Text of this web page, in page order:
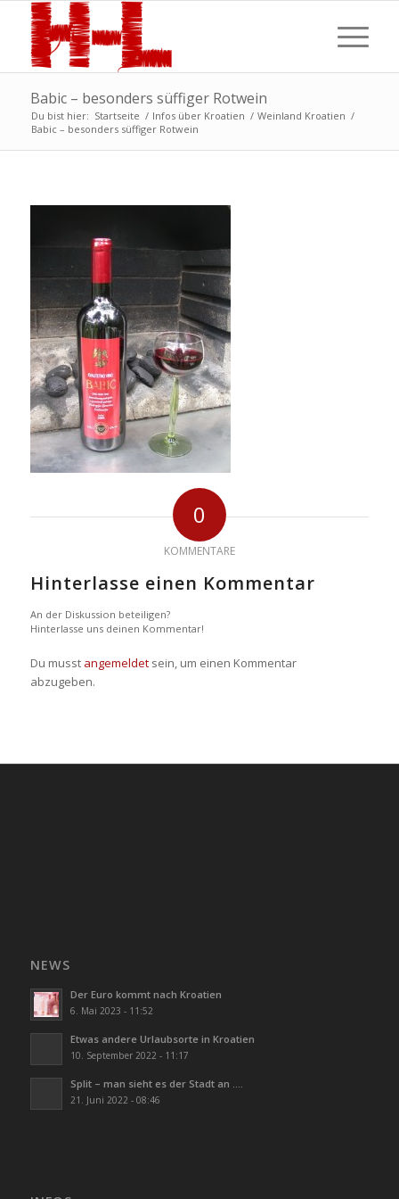
Babic – besonders süffiger Rotwein
Du bist hier: Startseite / Infos über Kroatien / Weinland Kroatien /
Babic – besonders süffiger Rotwein
0
KOMMENTARE
Hinterlasse einen Kommentar
An der Diskussion beteiligen?
Hinterlasse uns deinen Kommentar!
Du musst angemeldetsein, um einen Kommentar
abzugeben.
NEWS
Der Euro kommt nach Kroatien
6. Mai 2023 - 11:52
Etwas andere Urlaubsorte in Kroatien
10. September 2022 - 11:17
Split – man sieht es der Stadt an ….
21. Juni 2022 - 08:46